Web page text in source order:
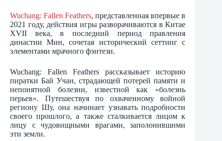
Wuchang: Fallen Feathers, представленная впервые в
2021 году, действия игры разворачиваются в Китае
XVII века, в последний период правления
династии Мин, сочетая исторический сеттинг с
элементами мрачного фэнтези.
Wuchang: Fallen Feathers рассказывает историю
пиратки Бай Учан, страдающей потерей памяти и
непонятной болезни, известной как «болезнь
перьев». Путешествуя по охваченному войной
региону Шу, она начинает узнавать подробности
своего прошлого, а также сталкивается лицом к
лицу с чудовищными врагами, заполонившими
эти земли.